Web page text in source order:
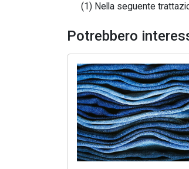
(1) Nella seguente
Potrebbero